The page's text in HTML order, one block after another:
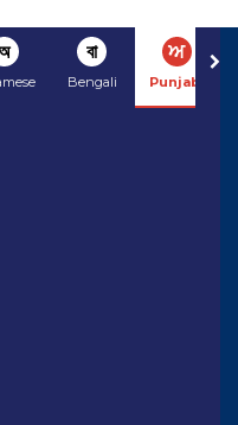
বা
Bengali
ਅ
Punjabi